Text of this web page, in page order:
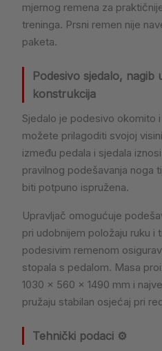
mjernog remena za
treninga. Prsni remen nije
paketa.
Podesivo sjedalo, nagib
konstrukcija
Sjedalo je podesivo okomito
možete prilagoditi svojoj
između pedala i sjedala
pravilnog podešavanja noga
biti potpuno ispružena.
Upravljač omogućuje
pri udobnijem položaju ruku i
podesivim remenom
stopala s pedalom. Masa
1030 × 560 × 1490 mm i
pružaju stabilan osjećaj pri
Tehnički podaci ⚙️